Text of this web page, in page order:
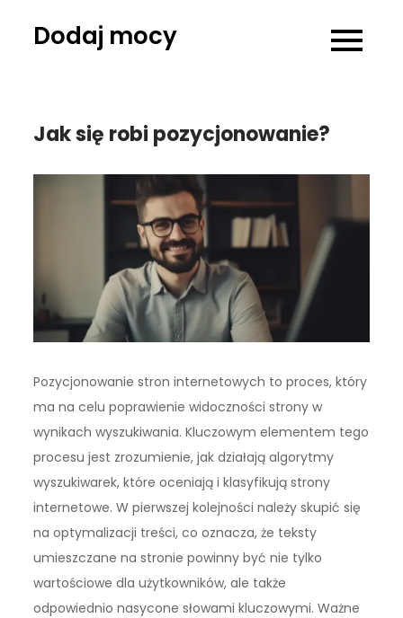
Dodaj mocy
Jak się robi pozycjonowanie?
Pozycjonowanie stron internetowych to proces, który
ma na celu poprawienie widoczności strony w
wynikach wyszukiwania. Kluczowym elementem tego
procesu jest zrozumienie, jak działają algorytmy
wyszukiwarek, które oceniają i klasyfikują strony
internetowe. W pierwszej kolejności należy skupić się
na optymalizacji treści, co oznacza, że teksty
umieszczane na stronie powinny być nie tylko
wartościowe dla użytkowników, ale także
odpowiednio nasycone słowami kluczowymi. Ważne